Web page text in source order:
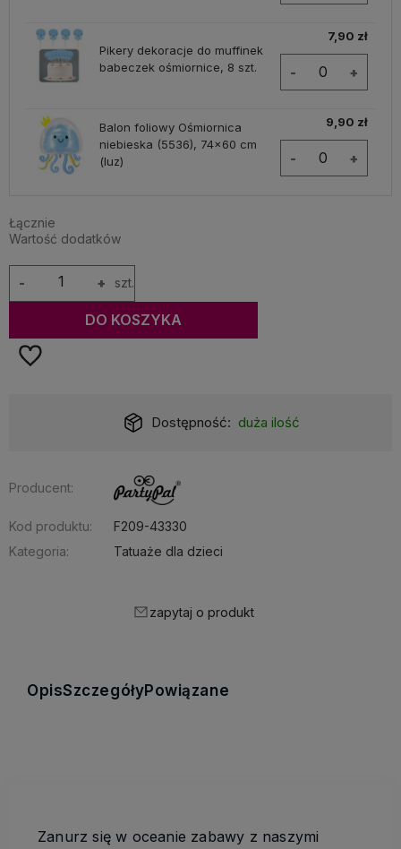
Pikery dekoracje do muffinek
babeczek ośmiornice, 8 szt.
7,90 zł
- +
Balon foliowy Ośmiornica
niebieska (5536), 74x60 cm
(luz)
9,90 zł
- +
Łącznie
Wartość dodatków
+
- szt.
DO KOSZYKA
Dostępność: duża ilość
Producent:
Kod produktu:
F209-43330
Kategoria:
Tatuaże dla dzieci
zapytaj o produkt
OpisSzczegółyPowiązane
Zanurz się w oceanie zabawy z naszymi